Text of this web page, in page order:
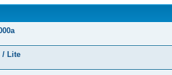
/ Lite